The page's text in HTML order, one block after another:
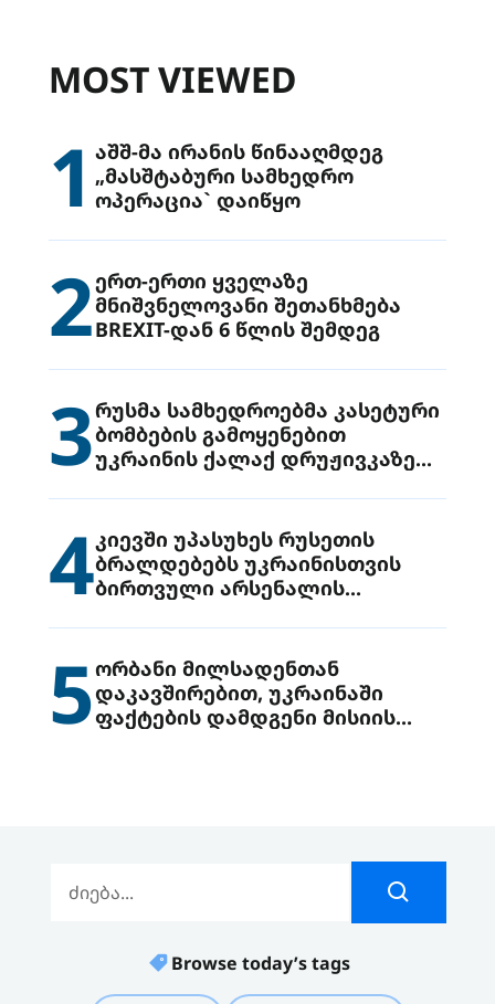
პრიორიტეტული
საერთაშორისო ვალის
MOST VIEWED
1 აშშ-მა ირანის წინააღმდეგ
„მასშტაბური სამხედრო
ოპერაცია` დაიწყო
2ერთ-ერთი ყველაზე
მნიშვნელოვანი შეთანხმება
BREXIT-დან 6 წლის შემდეგ
3რუსმა სამხედროებმა კასეტური
ბომბების გამოყენებით
უკრაინის ქალაქ დრუჟივკაზე
4კიევში უპასუხეს რუსეთის
ბრალდებებს უკრაინისთვის
ბირთვული არსენალის
5ორბანი მილსადენთან
დაკავშირებით, უკრაინაში
ფაქტების დამდგენი მისიის
Browse today’s tags